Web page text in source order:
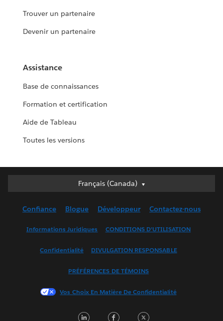
Trouver un partenaire
Devenir un partenaire
Assistance
Base de connaissances
Formation et certification
Aide de Tableau
Toutes les versions
Français (Canada)
Français (Canada)
English (UK)
Français (France)
한국어
Confiance Blogue Développeur Contactez-nous
Informations Juridiques CONDITIONS D’UTILISATION
Confidentialité DIVULGATION RESPONSABLE
PRÉFÉRENCES DE TÉMOINS
Vos Choix En Matière De Confidentialité
LinkedInFacebook